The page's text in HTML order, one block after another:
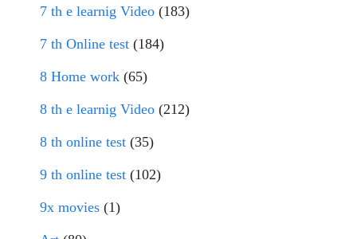
7 th e learnig Video (183)
7 th Online test (184)
8 Home work (65)
8 th e learnig Video (212)
8 th online test (35)
9 th online test (102)
9x movies (1)